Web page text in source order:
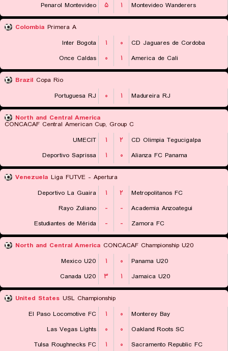
Penarol Montevideo
۵ ۱ Montevideo Wanderers
Colombia Primera A
Inter Bogota
۱ ۰
CD Jaguares de Cordoba
Once Caldas
۰ ۱ America de Cali
Brazil Copa Rio
Portuguesa RJ
۰ ۱ Madureira RJ
North and Central America
CONCACAF Central American Cup, Group C
UMECIT
۱ ۲
CD Olimpia Tegucigalpa
Deportivo Saprissa
۱ ۰ Alianza FC Panama
Venezuela Liga FUTVE - Apertura
Deportivo La Guaira
۱ ۲
Metropolitanos FC
Rayo Zuliano
- -
Academia Anzoategui
Estudiantes de Mérida
- - Zamora FC
North and Central America CONCACAF Championship U20
Mexico U20
۱ ۰
Panama U20
Canada U20
۳ ۱ Jamaica U20
United States USL Championship
El Paso Locomotive FC
۱ ۰
Monterey Bay
Las Vegas Lights
۰ ۰
Oakland Roots SC
Tulsa Roughnecks FC
۱ ۰ Sacramento Republic FC